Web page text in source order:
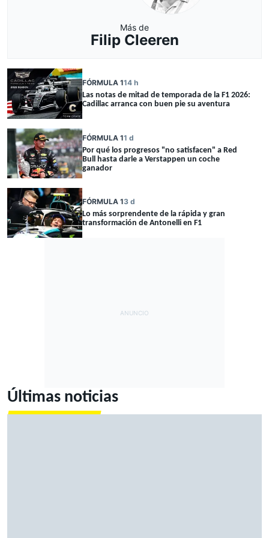
Más de
Filip Cleeren
FÓRMULA 114 h
Las notas de mitad de temporada de la F1 2026:
Cadillac arranca con buen pie su aventura
FÓRMULA 11 d
Por qué los progresos "no satisfacen" a Red
Bull hasta darle a Verstappen un coche
ganador
FÓRMULA 13 d
Lo más sorprendente de la rápida y gran
transformación de Antonelli en F1
Últimas noticias